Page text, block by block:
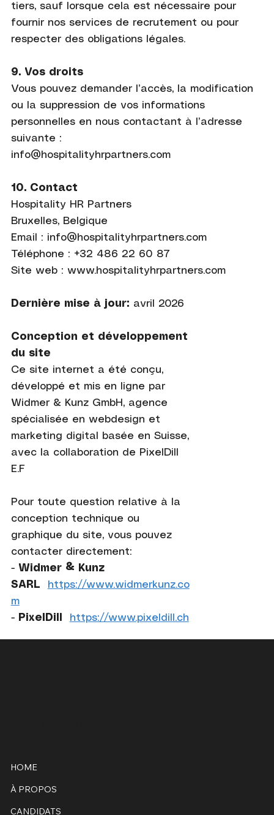
tiers, sauf lorsque cela est nécessaire pour
fournir nos services de recrutement ou pour
respecter des obligations légales.
9. Vos droits
Vous pouvez demander l’accès, la modification
ou la suppression de vos informations
personnelles en nous contactant à l’adresse
suivante :
info@hospitalityhrpartners.com
10. Contact
Hospitality HR Partners
Bruxelles, Belgique
Email : info@hospitalityhrpartners.com
Téléphone : +32 486 22 60 87
Site web : www.hospitalityhrpartners.com
Dernière mise à jour: avril 2026
Conception et développement
du site
Ce site internet a été conçu,
développé et mis en ligne par
Widmer & Kunz GmbH, agence
spécialisée en webdesign et
marketing digital basée en Suisse,
avec la collaboration de PixelDill
E.F
Pour toute question relative à la
conception technique ou
graphique du site, vous pouvez
contacter directement:
- Widmer & Kunz
SARL
https://www.widmerkunz.co
m
- PixelDill https://www.pixeldill.ch
HOME
À PROPOS
CANDIDATS